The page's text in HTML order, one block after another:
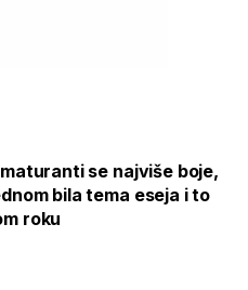
se najviše boje,
bila tema eseja i to
roku